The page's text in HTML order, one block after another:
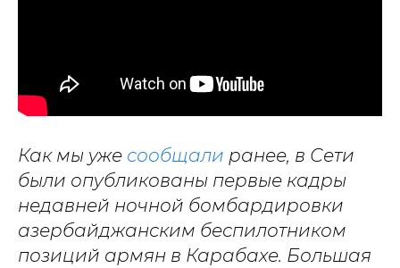
Как мы уже сообщали ранее, в Сети
были опубликованы первые кадры
недавней ночной бомбардировки
азербайджанским беспилотником
позиций армян в Карабахе. Большая